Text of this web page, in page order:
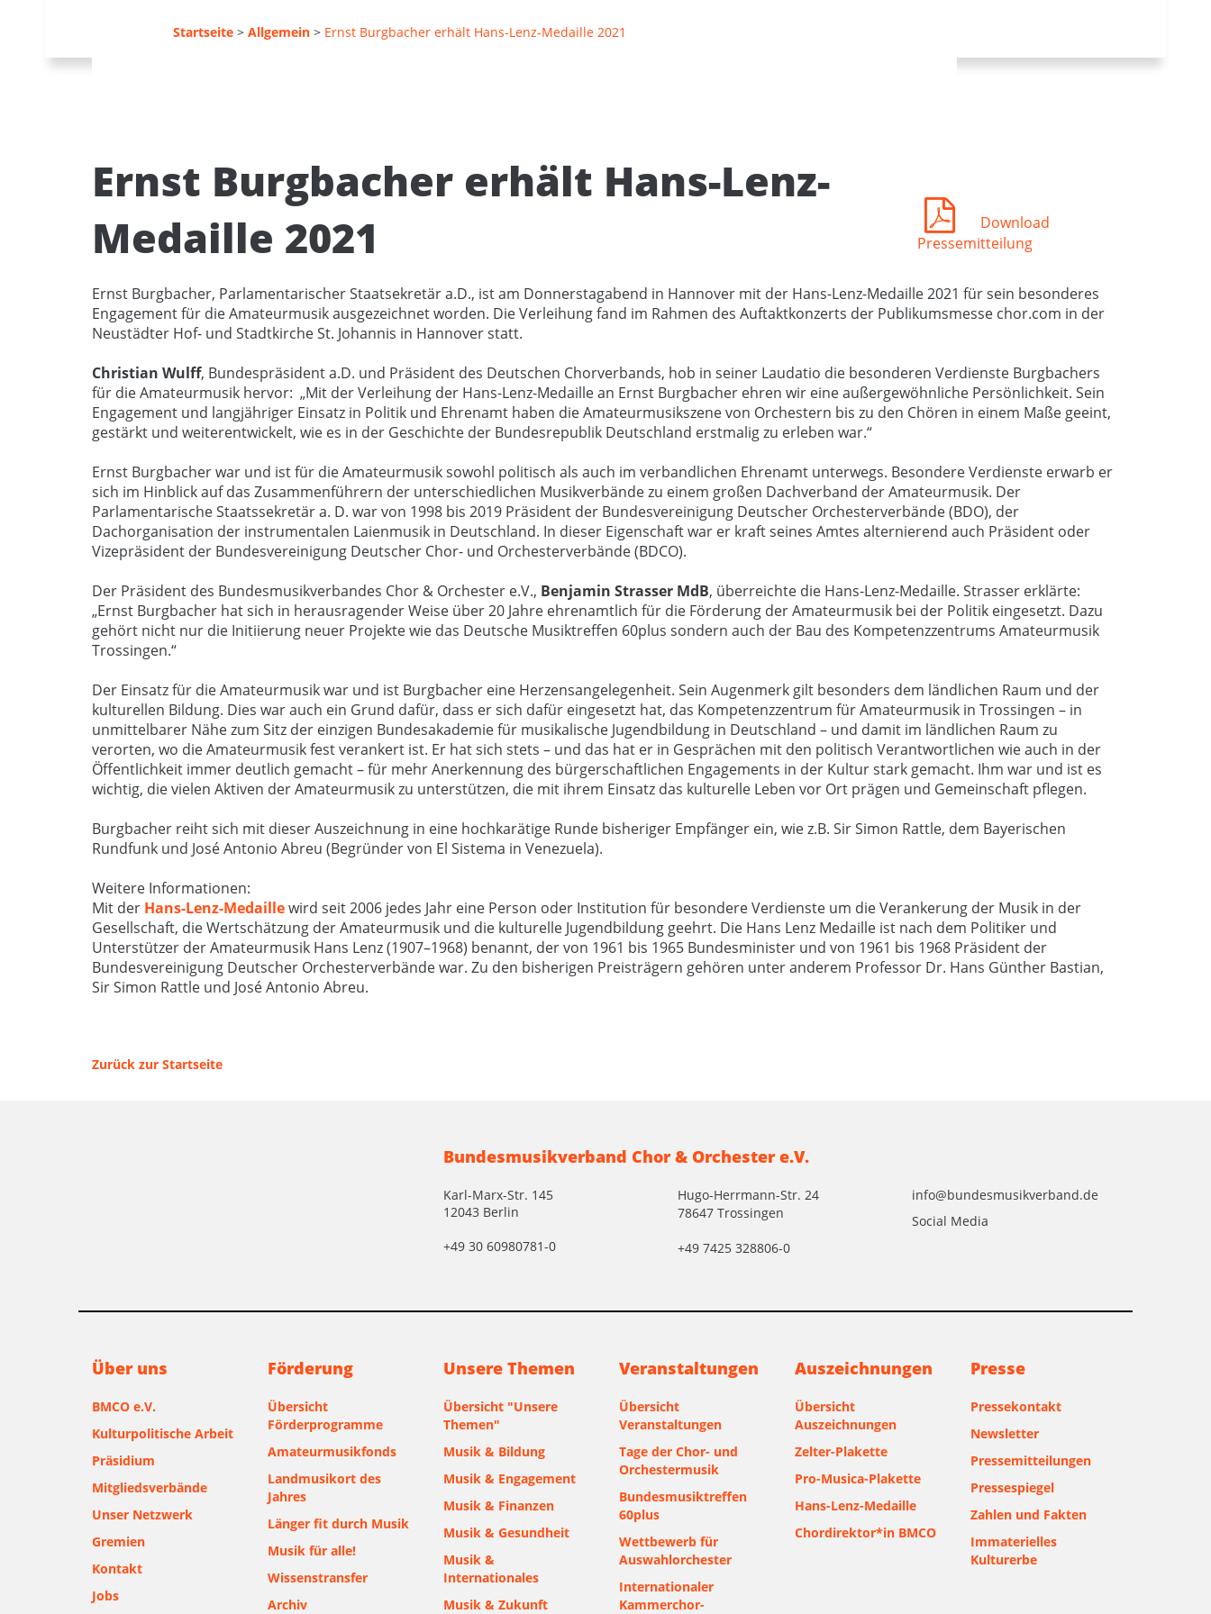
Startseite > Allgemein > Ernst Burgbacher erhält Hans-Lenz-Medaille 2021
Ernst Burgbacher erhält Hans-Lenz-
Medaille 2021
Download
Pressemitteilung
Ernst Burgbacher, Parlamentarischer Staatsekretär a.D., ist am Donnerstagabend in Hannover mit der Hans-Lenz-Medaille 2021 für sein besonderes
Engagement für die Amateurmusik ausgezeichnet worden. Die Verleihung fand im Rahmen des Auftaktkonzerts der Publikumsmesse chor.com in der
Neustädter Hof- und Stadtkirche St. Johannis in Hannover statt.
Christian Wulff, Bundespräsident a.D. und Präsident des Deutschen Chorverbands, hob in seiner Laudatio die besonderen Verdienste Burgbachers
für die Amateurmusik hervor: „Mit der Verleihung der Hans-Lenz-Medaille an Ernst Burgbacher ehren wir eine außergewöhnliche Persönlichkeit. Sein
Engagement und langjähriger Einsatz in Politik und Ehrenamt haben die Amateurmusikszene von Orchestern bis zu den Chören in einem Maße geeint,
gestärkt und weiterentwickelt, wie es in der Geschichte der Bundesrepublik Deutschland erstmalig zu erleben war.“
Ernst Burgbacher war und ist für die Amateurmusik sowohl politisch als auch im verbandlichen Ehrenamt unterwegs. Besondere Verdienste erwarb er
sich im Hinblick auf das Zusammenführern der unterschiedlichen Musikverbände zu einem großen Dachverband der Amateurmusik. Der
Parlamentarische Staatssekretär a. D. war von 1998 bis 2019 Präsident der Bundesvereinigung Deutscher Orchesterverbände (BDO), der
Dachorganisation der instrumentalen Laienmusik in Deutschland. In dieser Eigenschaft war er kraft seines Amtes alternierend auch Präsident oder
Vizepräsident der Bundesvereinigung Deutscher Chor- und Orchesterverbände (BDCO).
Der Präsident des Bundesmusikverbandes Chor & Orchester e.V., Benjamin Strasser MdB, überreichte die Hans-Lenz-Medaille. Strasser erklärte:
„Ernst Burgbacher hat sich in herausragender Weise über 20 Jahre ehrenamtlich für die Förderung der Amateurmusik bei der Politik eingesetzt. Dazu
gehört nicht nur die Initiierung neuer Projekte wie das Deutsche Musiktreffen 60plus sondern auch der Bau des Kompetenzzentrums Amateurmusik
Trossingen.“
Der Einsatz für die Amateurmusik war und ist Burgbacher eine Herzensangelegenheit. Sein Augenmerk gilt besonders dem ländlichen Raum und der
kulturellen Bildung. Dies war auch ein Grund dafür, dass er sich dafür eingesetzt hat, das Kompetenzzentrum für Amateurmusik in Trossingen – in
unmittelbarer Nähe zum Sitz der einzigen Bundesakademie für musikalische Jugendbildung in Deutschland – und damit im ländlichen Raum zu
verorten, wo die Amateurmusik fest verankert ist. Er hat sich stets – und das hat er in Gesprächen mit den politisch Verantwortlichen wie auch in der
Öffentlichkeit immer deutlich gemacht – für mehr Anerkennung des bürgerschaftlichen Engagements in der Kultur stark gemacht. Ihm war und ist es
wichtig, die vielen Aktiven der Amateurmusik zu unterstützen, die mit ihrem Einsatz das kulturelle Leben vor Ort prägen und Gemeinschaft pflegen.
Burgbacher reiht sich mit dieser Auszeichnung in eine hochkarätige Runde bisheriger Empfänger ein, wie z.B. Sir Simon Rattle, dem Bayerischen
Rundfunk und José Antonio Abreu (Begründer von El Sistema in Venezuela).
Weitere Informationen:
Mit der Hans-Lenz-Medaillewird seit 2006 jedes Jahr eine Person oder Institution für besondere Verdienste um die Verankerung der Musik in der
Gesellschaft, die Wertschätzung der Amateurmusik und die kulturelle Jugendbildung geehrt. Die Hans Lenz Medaille ist nach dem Politiker und
Unterstützer der Amateurmusik Hans Lenz (1907–1968) benannt, der von 1961 bis 1965 Bundesminister und von 1961 bis 1968 Präsident der
Bundesvereinigung Deutscher Orchesterverbände war. Zu den bisherigen Preisträgern gehören unter anderem Professor Dr. Hans Günther Bastian,
Sir Simon Rattle und José Antonio Abreu.
Zurück zur Startseite
Bundesmusikverband Chor & Orchester e.V.
Karl-Marx-Str. 145
12043 Berlin
+49 30 60980781-0
Hugo-Herrmann-Str. 24
78647 Trossingen
+49 7425 328806-0
info@bundesmusikverband.de
Social Media
Über uns
BMCO e.V.
Kulturpolitische Arbeit
Präsidium
Mitgliedsverbände
Unser Netzwerk
Gremien
Kontakt
Jobs
Förderung
Übersicht
Förderprogramme
Amateurmusikfonds
Landmusikort des
Jahres
Länger fit durch Musik
Musik für alle!
Wissenstransfer
Archiv
Unsere Themen
Übersicht "Unsere
Themen"
Musik & Bildung
Musik & Engagement
Musik & Finanzen
Musik & Gesundheit
Musik &
Internationales
Musik & Zukunft
Veranstaltungen
Übersicht
Veranstaltungen
Tage der Chor- und
Orchestermusik
Bundesmusiktreffen
60plus
Wettbewerb für
Auswahlorchester
Internationaler
Kammerchor-
Auszeichnungen
Übersicht
Auszeichnungen
Zelter-Plakette
Pro-Musica-Plakette
Hans-Lenz-Medaille
Chordirektor*in BMCO
Presse
Pressekontakt
Newsletter
Pressemitteilungen
Pressespiegel
Zahlen und Fakten
Immaterielles
Kulturerbe